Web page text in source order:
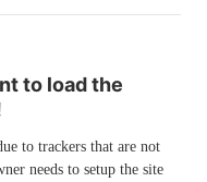
to load the
to trackers that are not
needs to setup the site